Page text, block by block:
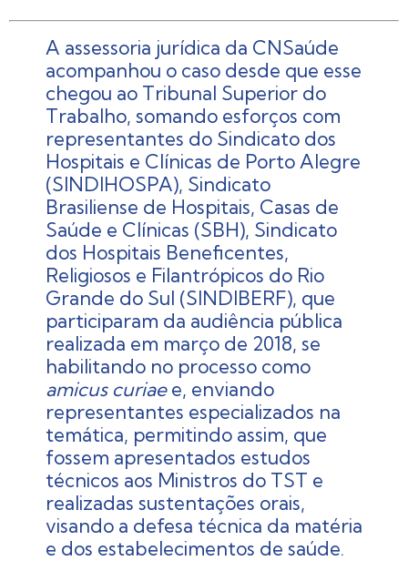
A assessoria jurídica da CNSaúde
acompanhou o caso desde que esse
chegou ao Tribunal Superior do
Trabalho, somando esforços com
representantes do Sindicato dos
Hospitais e Clínicas de Porto Alegre
(SINDIHOSPA), Sindicato
Brasiliense de Hospitais, Casas de
Saúde e Clínicas (SBH), Sindicato
dos Hospitais Beneficentes,
Religiosos e Filantrópicos do Rio
Grande do Sul (SINDIBERF), que
participaram da audiência pública
realizada em março de 2018, se
habilitando no processo como
amicus curiaee, enviando
representantes especializados na
temática, permitindo assim, que
fossem apresentados estudos
técnicos aos Ministros do TST e
realizadas sustentações orais,
visando a defesa técnica da matéria
e dos estabelecimentos de saúde.